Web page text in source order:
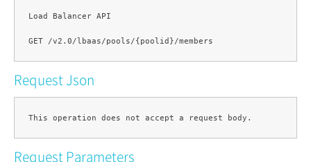
Load Balancer API
Request Json
Request Parameters